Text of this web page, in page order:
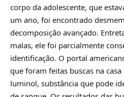
corpo da adolescente, que
um ano, foi encontrado
decomposição avançado.
malas, ele foi parcialmente
identificação. O portal
que foram feitas buscas na
luminol, substância que pode